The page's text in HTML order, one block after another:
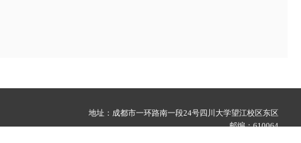
地址：成都市一环路南一段24号四川大学望江校区东区
邮编：610064